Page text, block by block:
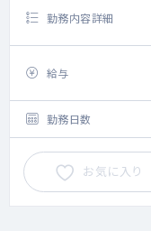
勤務内容詳細
給与
勤務日数
お気に入り